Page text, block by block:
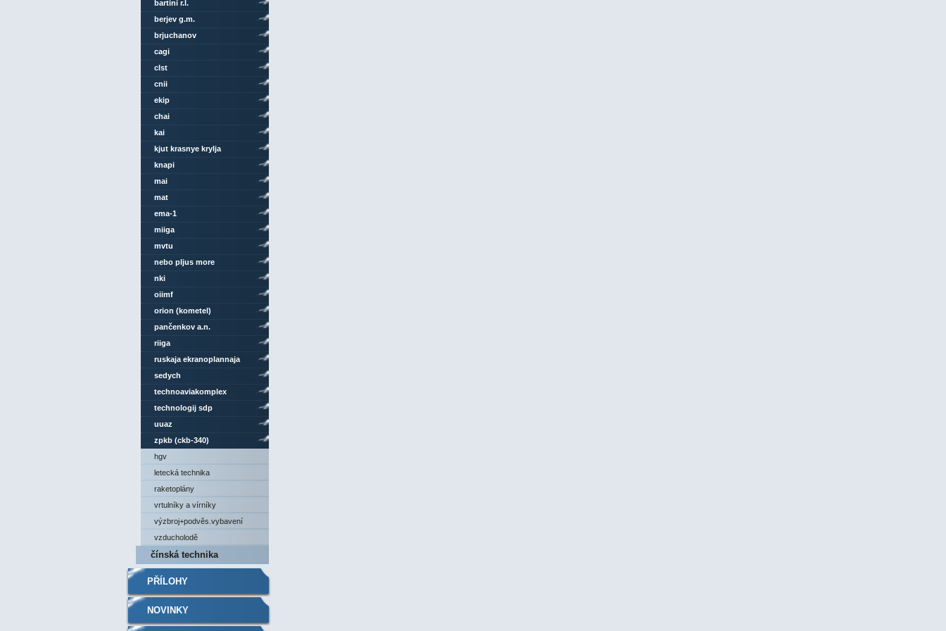
bartini r.l.
berjev g.m.
brjuchanov
cagi
clst
cnii
ekip
chai
kai
kjut krasnye krylja
knapi
mai
mat
ema-1
miiga
mvtu
nebo pljus more
nki
oiimf
orion (kometel)
pančenkov a.n.
riiga
ruskaja ekranoplannaja
kompanija
sedych
technoaviakomplex
technologij sdp
uuaz
zpkb (ckb-340)
hgv
letecká technika
raketoplány
vrtulníky a vírníky
výzbroj+podvěs.vybavení
vzducholodě
čínská technika
PŘÍLOHY
NOVINKY